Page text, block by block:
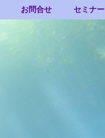
お問合せ セミナー